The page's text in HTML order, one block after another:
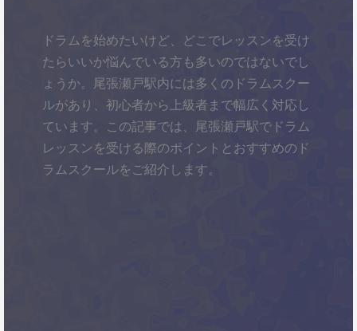
ドラムを始めたいけど、どこでレッスンを受け
たらいいか悩んでいる方も多いのではないでし
ょうか。尾張瀬戸駅内には多くのドラムスクー
ルがあり、初心者から上級者まで幅広く対応し
ています。この記事では、尾張瀬戸駅でドラム
レッスンを受ける際のポイントとおすすめのド
ラムスクールをご紹介します。